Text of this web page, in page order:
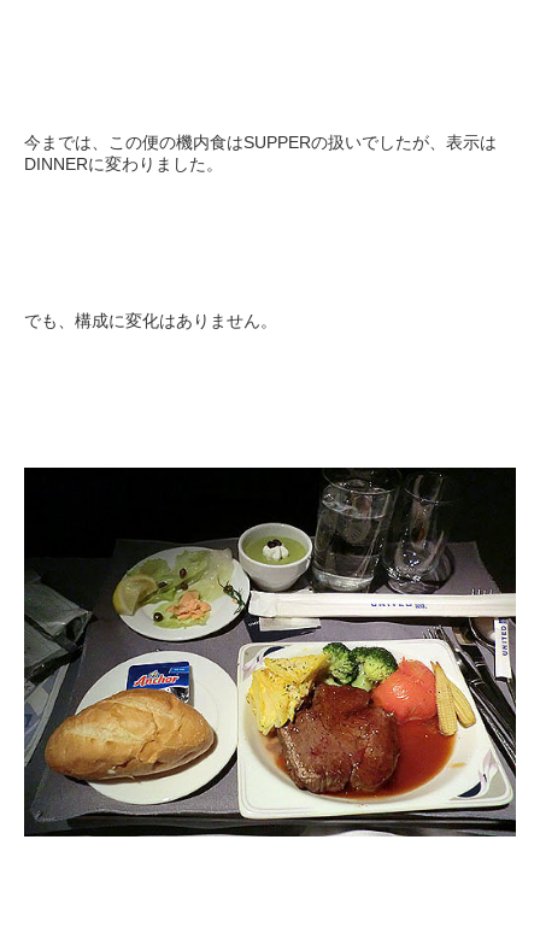
今までは、この便の機内食はSUPPERの扱いでしたが、表示は
DINNERに変わりました。
でも、構成に変化はありません。